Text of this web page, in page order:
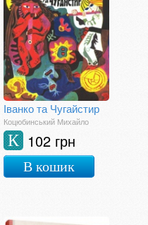
Іванко та Чугайстир
Коцюбинський Михайло
102 грн
К
В кошик